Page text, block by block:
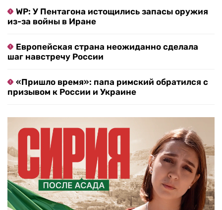
WP: У Пентагона истощились запасы оружия
из-за войны в Иране
Европейская страна неожиданно сделала
шаг навстречу России
«Пришло время»: папа римский обратился с
призывом к России и Украине